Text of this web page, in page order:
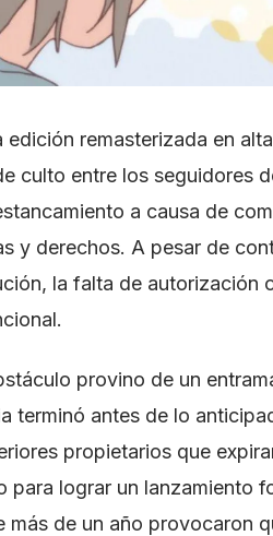
edición remasterizada en
culto entre los seguidores
a causa de
y derechos. A pesar de
la falta de autorización
provino de un
terminó antes de lo
propietarios que
para lograr un lanzamiento
más de un año provocaron